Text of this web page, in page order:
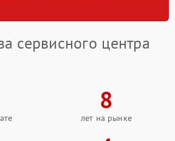
сервисного центра
8
лет на рынке